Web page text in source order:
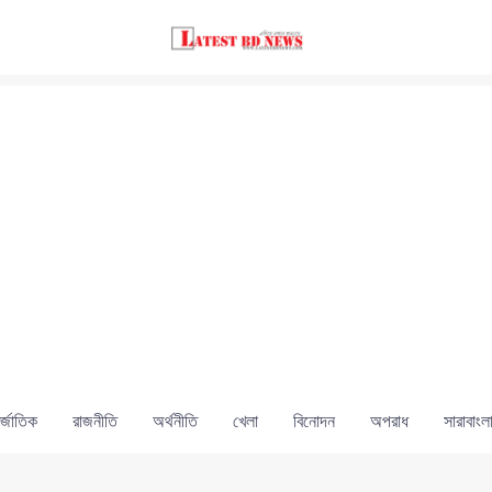
রাজনীতি অর্থনীতি খেলা বিনোদন অপরাধ সারাবাংলা